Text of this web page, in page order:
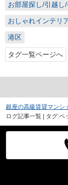
お部屋探し/引越し/
おしゃれインテリ
港区
タグ一覧ページへ
銀座の高級賃貸マンシ
ログ記事一覧 | タグ:ペ